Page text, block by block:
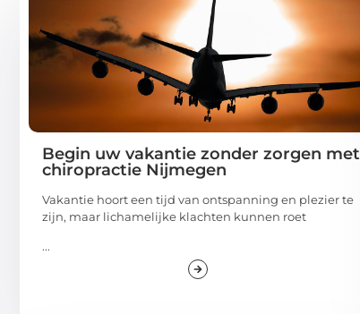
Begin uw vakantie zonder zorgen met
chiropractie Nijmegen
Vakantie hoort een tijd van ontspanning en plezier te
zijn, maar lichamelijke klachten kunnen roet
...